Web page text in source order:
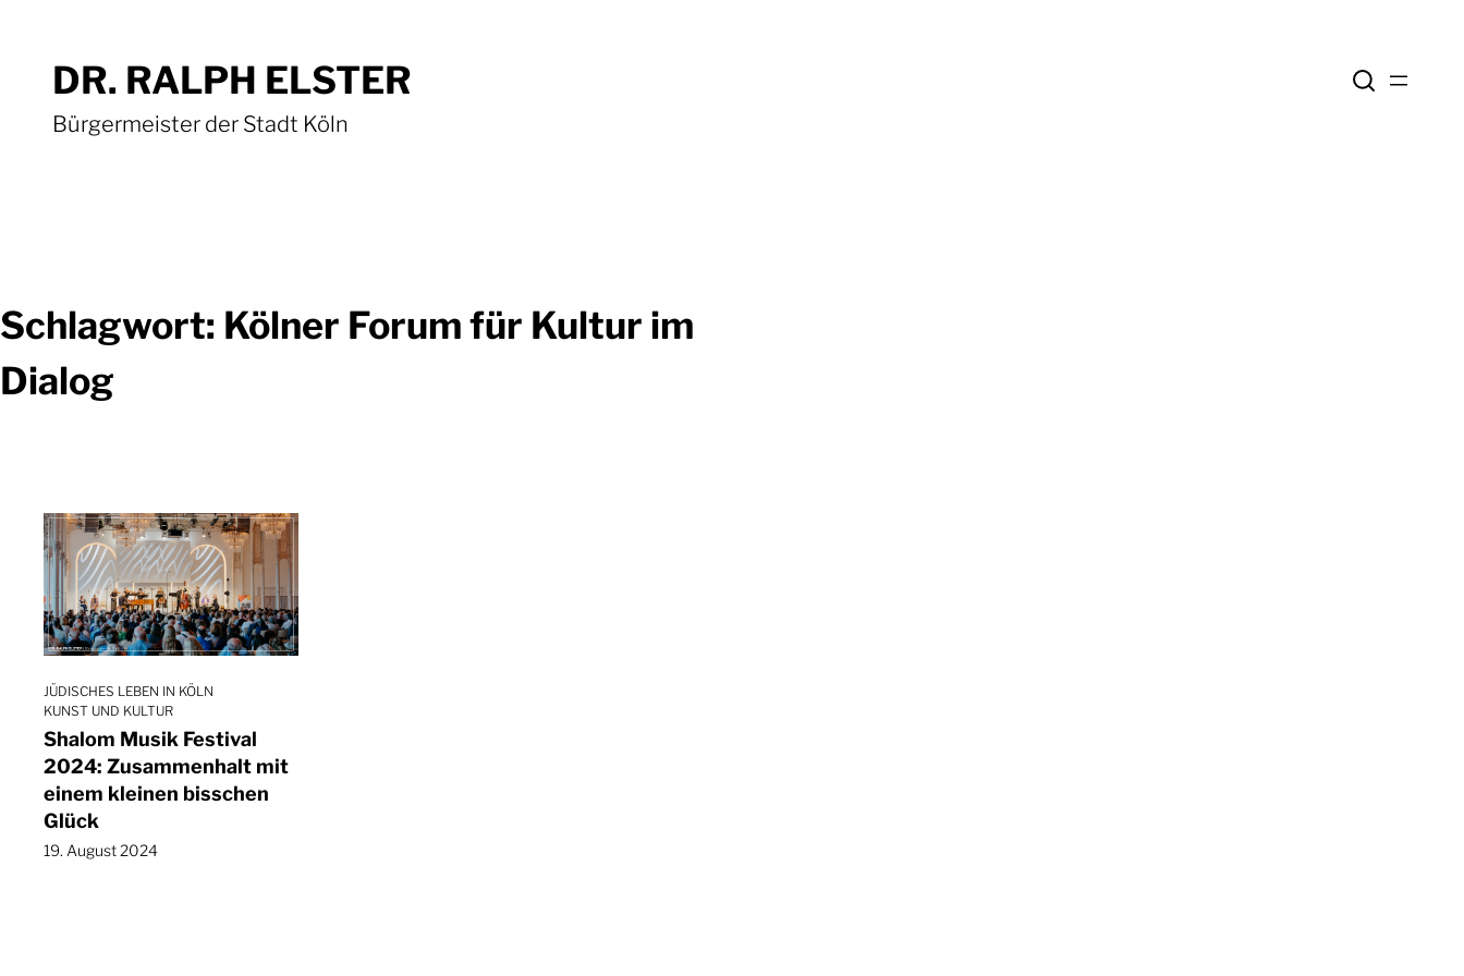
springenDR. RALPH ELSTER
Bürgermeister der Stadt Köln
Schlagwort: Kölner Forum für Kultur im
Dialog
JÜDISCHES LEBEN IN KÖLN
KUNST UND KULTUR
Shalom Musik Festival
2024: Zusammenhalt mit
einem kleinen bisschen
Glück
19. August 2024